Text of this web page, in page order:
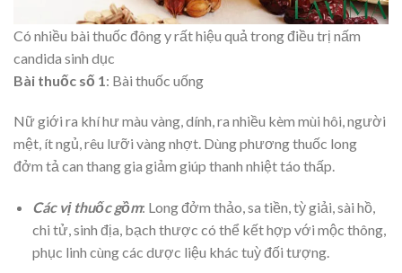
Có nhiều bài thuốc đông y rất hiệu quả trong điều trị nấm
candida sinh dục
Bài thuốc số 1 : Bài thuốc uống
Nữ giới ra khí hư màu vàng, dính, ra nhiều kèm mùi hôi, người
mệt, ít ngủ, rêu lưỡi vàng nhợt. Dùng phương thuốc long
đởm tả can thang gia giảm giúp thanh nhiệt táo thấp.
Các vị thuốc gồm: Long đởm thảo, sa tiền, tỳ giải, sài hồ,
chi tử, sinh địa, bạch thược có thể kết hợp với mộc thông,
phục linh cùng các dược liệu khác tuỳ đối tượng.